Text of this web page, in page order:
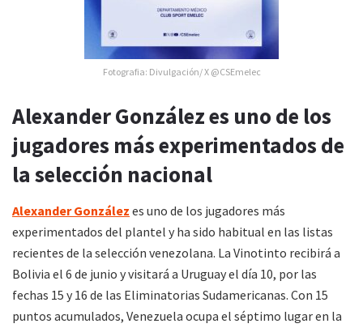
Fotografia: Divulgación/ X @CSEmelec
Alexander González es uno de los
jugadores más experimentados de
la selección nacional
Alexander González es uno de los jugadores más
experimentados del plantel y ha sido habitual en las listas
recientes de la selección venezolana. La Vinotinto recibirá a
Bolivia el 6 de junio y visitará a Uruguay el día 10, por las
fechas 15 y 16 de las Eliminatorias Sudamericanas. Con 15
puntos acumulados, Venezuela ocupa el séptimo lugar en la